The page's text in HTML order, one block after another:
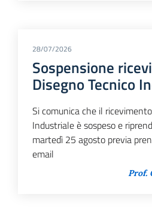
28/07/2026
Sospensione
Disegno Tecnico
Si comunica che il
Industriale è sospeso e
martedì 25 agosto previa
email
Prof.